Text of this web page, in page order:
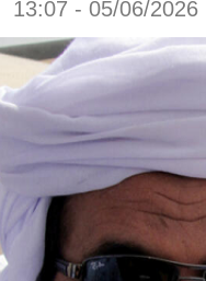
للفنانين؟
رحيل
ناشط
الاحتفاء